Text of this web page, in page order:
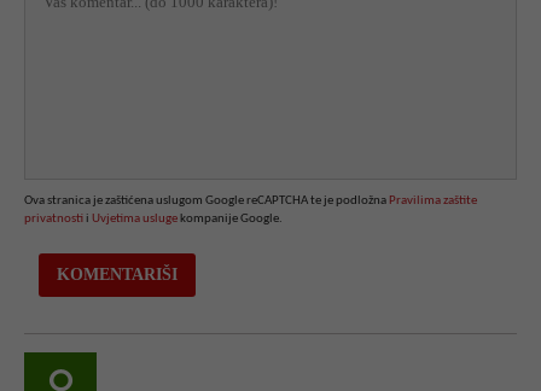
Ova stranica je zaštićena uslugom Google reCAPTCHA te je podložna Pravilima zaštite
privatnosti i Uvjetima usluge kompanije Google.